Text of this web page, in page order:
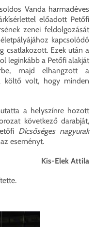
Vanda harmadéves
előadott Petőfi
zenei feldolgozását
kapcsolódó
csatlakozott. Ezek után a
leginkább a Petőfi alakját
majd elhangzott a
költő volt, hogy minden
a helyszínre hozott
következő darabját,
Dicsőséges nagyurak
eseményt.
Kis-Elek Attila